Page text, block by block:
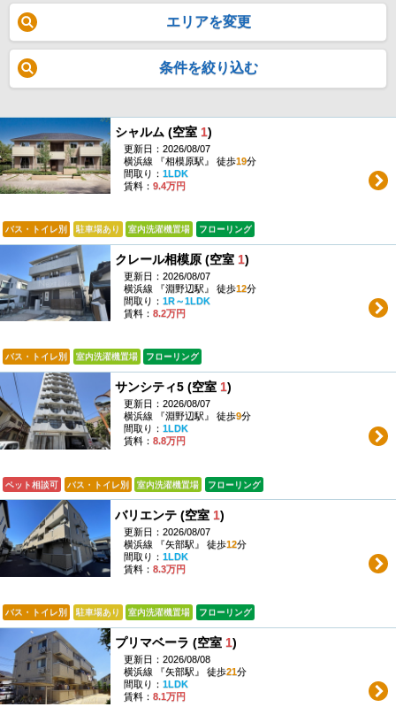
エリアを変更
条件を絞り込む
シャルム (空室 1)
更新日：2026/08/07
横浜線 『相模原駅』 徒歩19分
間取り： 1LDK
賃料： 9.4万円
バス・トイレ別 駐車場あり 室内洗濯機置場 フローリング
クレール相模原 (空室 1)
更新日：2026/08/07
横浜線 『淵野辺駅』 徒歩12分
間取り： 1R～1LDK
賃料： 8.2万円
バス・トイレ別 室内洗濯機置場 フローリング
サンシティ5 (空室 1)
更新日：2026/08/07
横浜線 『淵野辺駅』 徒歩9分
間取り： 1LDK
賃料： 8.8万円
ペット相談可 バス・トイレ別 室内洗濯機置場 フローリング
バリエンテ (空室 1)
更新日：2026/08/07
横浜線 『矢部駅』 徒歩12分
間取り： 1LDK
賃料： 8.3万円
バス・トイレ別 駐車場あり 室内洗濯機置場 フローリング
プリマベーラ (空室 1)
更新日：2026/08/08
横浜線 『矢部駅』 徒歩21分
間取り： 1LDK
賃料： 8.1万円